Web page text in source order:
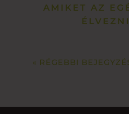
AMIKET AZ
« RÉGEBBI